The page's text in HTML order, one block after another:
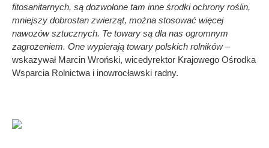
fitosanitarnych, są dozwolone tam inne środki ochrony roślin,
mniejszy dobrostan zwierząt, można stosować więcej
nawozów sztucznych. Te towary są dla nas ogromnym
zagrożeniem. One wypierają towary polskich rolników –
wskazywał Marcin Wroński, wicedyrektor Krajowego Ośrodka
Wsparcia Rolnictwa i inowrocławski radny.